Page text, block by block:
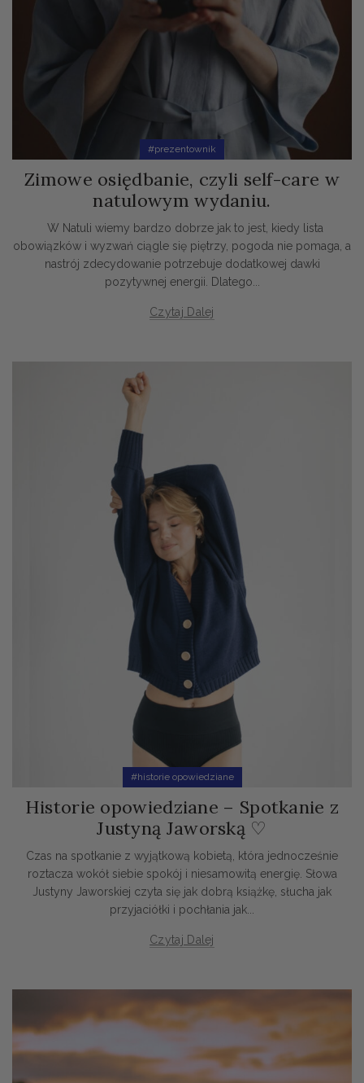
#prezentownik
Zimowe osiędbanie, czyli self-care w
natulowym wydaniu.
W Natuli wiemy bardzo dobrze jak to jest, kiedy lista
obowiązków i wyzwań ciągle się piętrzy, pogoda nie pomaga, a
nastrój zdecydowanie potrzebuje dodatkowej dawki
pozytywnej energii. Dlatego...
Czytaj Dalej
#historie opowiedziane
Historie opowiedziane – Spotkanie z
Justyną Jaworską ♡
Czas na spotkanie z wyjątkową kobietą, która jednocześnie
roztacza wokół siebie spokój i niesamowitą energię. Słowa
Justyny Jaworskiej czyta się jak dobrą książkę, słucha jak
przyjaciółki i pochłania jak...
Czytaj Dalej